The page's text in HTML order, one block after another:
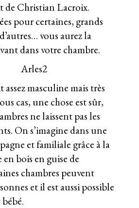
de Christian Lacroix.
pour certaines, grands
vous aurez la
dans votre chambre.
masculine mais très
cas, une chose est sûr,
ne laissent pas les
On s’imagine dans une
et familiale grâce à la
bois en guise de
chambres peuvent
et il est aussi possible